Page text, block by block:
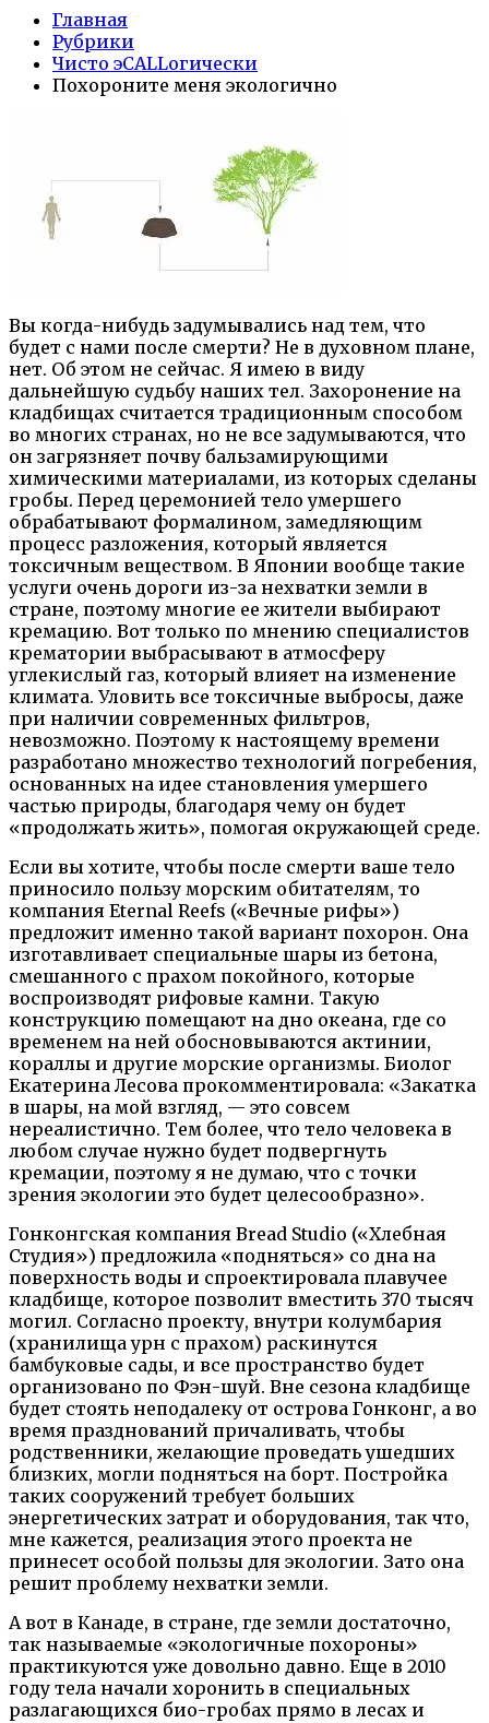
Главная
Рубрики
Чисто эCALLогически
Похороните меня экологично
Вы когда-нибудь задумывались над тем, что
будет с нами после смерти? Не в духовном плане,
нет. Об этом не сейчас. Я имею в виду
дальнейшую судьбу наших тел. Захоронение на
кладбищах считается традиционным способом
во многих странах, но не все задумываются, что
он загрязняет почву бальзамирующими
химическими материалами, из которых сделаны
гробы. Перед церемонией тело умершего
обрабатывают формалином, замедляющим
процесс разложения, который является
токсичным веществом. В Японии вообще такие
услуги очень дороги из-за нехватки земли в
стране, поэтому многие ее жители выбирают
кремацию. Вот только по мнению специалистов
крематории выбрасывают в атмосферу
углекислый газ, который влияет на изменение
климата. Уловить все токсичные выбросы, даже
при наличии современных фильтров,
невозможно. Поэтому к настоящему времени
разработано множество технологий погребения,
основанных на идее становления умершего
частью природы, благодаря чему он будет
«продолжать жить», помогая окружающей среде.
Если вы хотите, чтобы после смерти ваше тело
приносило пользу морским обитателям, то
компания Eternal Reefs («Вечные рифы»)
предложит именно такой вариант похорон. Она
изготавливает специальные шары из бетона,
смешанного с прахом покойного, которые
воспроизводят рифовые камни. Такую
конструкцию помещают на дно океана, где со
временем на ней обосновываются актинии,
кораллы и другие морские организмы. Биолог
Екатерина Лесова прокомментировала: «Закатка
в шары, на мой взгляд, — это совсем
нереалистично. Тем более, что тело человека в
любом случае нужно будет подвергнуть
кремации, поэтому я не думаю, что с точки
зрения экологии это будет целесообразно».
Гонконгская компания Bread Studio («Хлебная
Студия») предложила «подняться» со дна на
поверхность воды и спроектировала плавучее
кладбище, которое позволит вместить 370 тысяч
могил. Согласно проекту, внутри колумбария
(хранилища урн с прахом) раскинутся
бамбуковые сады, и все пространство будет
организовано по Фэн-шуй. Вне сезона кладбище
будет стоять неподалеку от острова Гонконг, а во
время празднований причаливать, чтобы
родственники, желающие проведать ушедших
близких, могли подняться на борт. Постройка
таких сооружений требует больших
энергетических затрат и оборудования, так что,
мне кажется, реализация этого проекта не
принесет особой пользы для экологии. Зато она
решит проблему нехватки земли.
А вот в Канаде, в стране, где земли достаточно,
так называемые «экологичные похороны»
практикуются уже довольно давно. Еще в 2010
году тела начали хоронить в специальных
разлагающихся био-гробах прямо в лесах и